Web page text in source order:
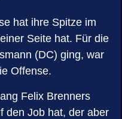
hat ihre Spitze im
Seite hat. Für die
(DC) ging, war
Offense.
Felix Brenners
den Job hat, der aber